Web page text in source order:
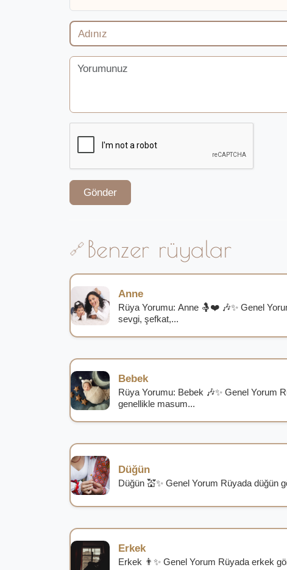
Gönder
Benzer rüyalar
Anne
Rüya Yorumu: Anne 🤱❤️ 🎶✨ Genel
sevgi, şefkat,...
Bebek
Rüya Yorumu: Bebek 🎶✨ Genel Yorum
genellikle masum...
Düğün
Düğün 💒✨ Genel Yorum Rüyada düğün
Erkek
Erkek 👨✨ Genel Yorum Rüyada erkek